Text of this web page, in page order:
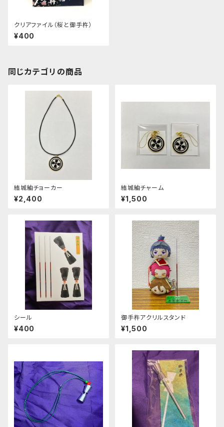
クリアファイル（桜と御手杵）
¥400
同じカテゴリの商品
結城紬チョーカー
¥2,400
結城紬チャーム
¥1,500
シール
¥400
御手杵アクリルスタンド
¥1,500